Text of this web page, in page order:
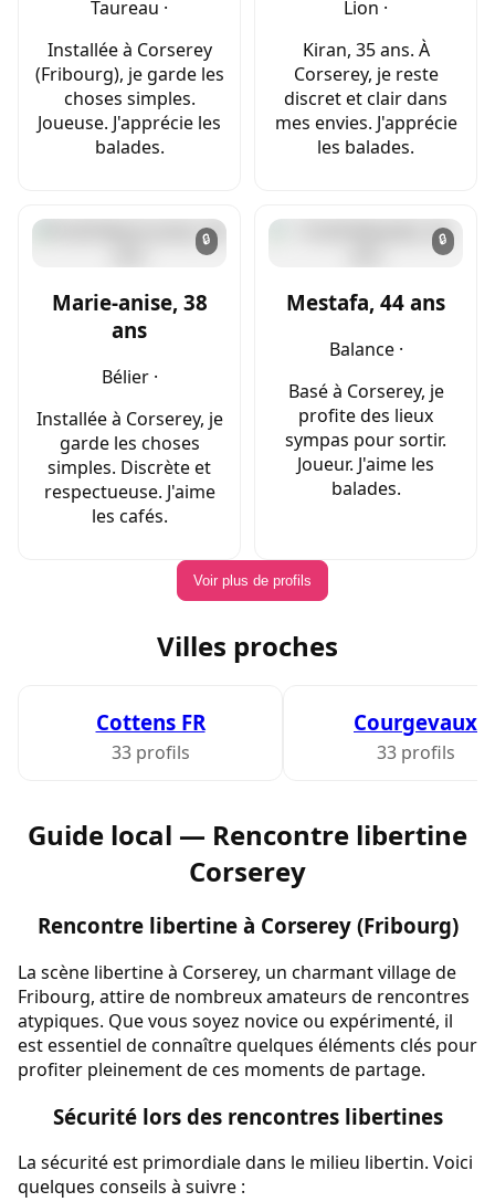
Taureau ·
Installée à Corserey
(Fribourg), je garde les
choses simples.
Joueuse. J'apprécie les
balades.
Lion ·
Kiran, 35 ans. À
Corserey, je reste
discret et clair dans
mes envies. J'apprécie
les balades.
🔒
Marie-anise, 38
ans
Bélier ·
Installée à Corserey, je
garde les choses
simples. Discrète et
respectueuse. J'aime
les cafés.
🔒
Mestafa, 44 ans
Balance ·
Basé à Corserey, je
profite des lieux
sympas pour sortir.
Joueur. J'aime les
balades.
Voir plus de profils
Villes proches
Cottens FR
33 profils
Courgevaux
33 profils
Guide local — Rencontre libertine
Corserey
Rencontre libertine à Corserey (Fribourg)
La scène libertine à Corserey, un charmant village de
Fribourg, attire de nombreux amateurs de rencontres
atypiques. Que vous soyez novice ou expérimenté, il
est essentiel de connaître quelques éléments clés pour
profiter pleinement de ces moments de partage.
Sécurité lors des rencontres libertines
La sécurité est primordiale dans le milieu libertin. Voici
quelques conseils à suivre :